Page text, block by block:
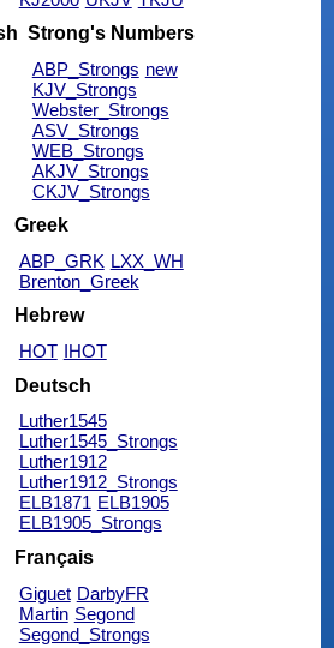
Strong's Numbers
ABP_Strongs new
KJV_Strongs
Webster_Strongs
ASV_Strongs
WEB_Strongs
AKJV_Strongs
CKJV_Strongs
Greek
ABP_GRK LXX_WH
Brenton_Greek
Hebrew
HOT IHOT
Deutsch
Luther1545
Luther1545_Strongs
Luther1912
Luther1912_Strongs
ELB1871 ELB1905
ELB1905_Strongs
Français
Giguet DarbyFR
Martin Segond
Segond_Strongs